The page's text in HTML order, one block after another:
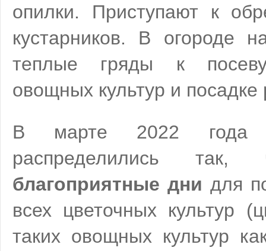
опилки. Приступают к
кустарников. В огороде
теплые гряды к посеву
овощных культур и
В марте 2022 года
распределились
благоприятные дни для
всех цветочных культур
таких овощных культур